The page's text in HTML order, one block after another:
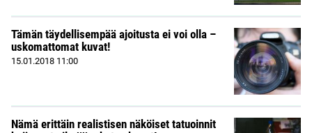
Tämän täydellisempää ajoitusta ei voi olla –
uskomattomat kuvat!
15.01.2018 11:00
Nämä erittäin realistisen näköiset tatuoinnit